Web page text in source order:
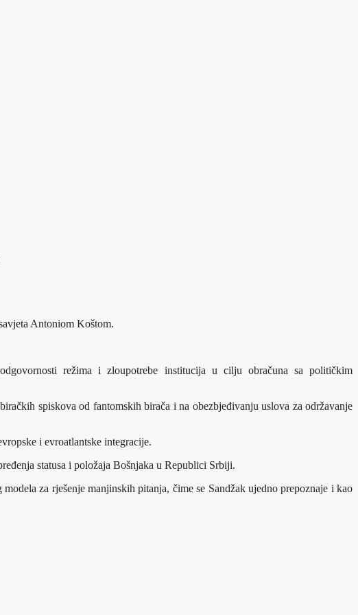
Antoniom Koštom.
režima i zloupotrebe institucija u cilju obračuna sa političkim
spiskova od fantomskih birača i na obezbjeđivanju uslova za održavanje
i evroatlantske integracije.
statusa i položaja Bošnjaka u Republici Srbiji.
za rješenje manjinskih pitanja, čime se Sandžak ujedno prepoznaje i kao